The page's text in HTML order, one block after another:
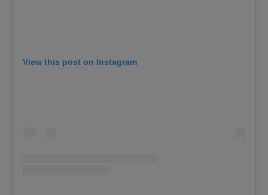
View this post on Instagram